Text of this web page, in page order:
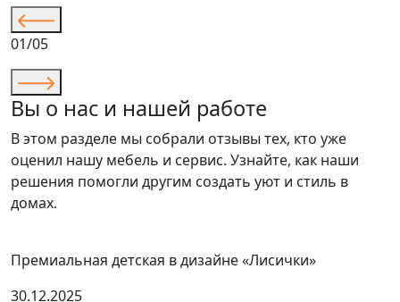
01/05
Вы о нас и нашей работе
В этом разделе мы собрали отзывы тех, кто уже
оценил нашу мебель и сервис. Узнайте, как наши
решения помогли другим создать уют и стиль в
домах.
Премиальная детская в дизайне «Лисички»
30.12.2025